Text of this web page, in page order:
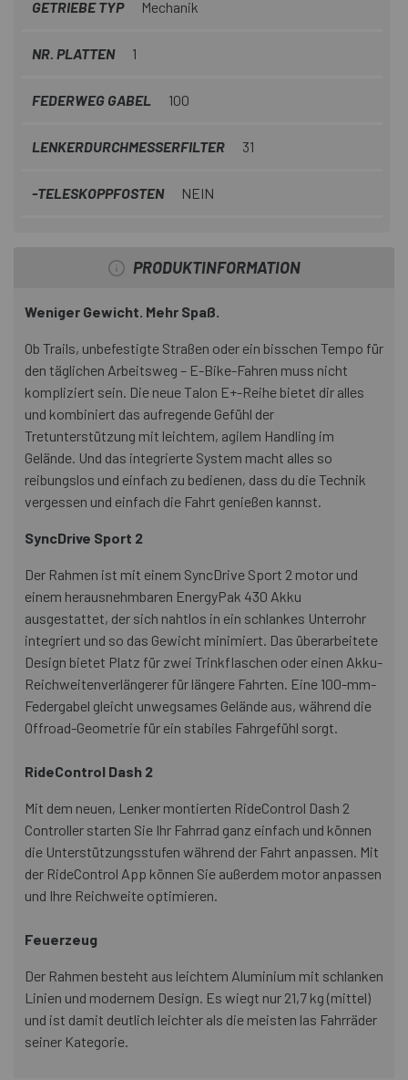
GETRIEBE TYP Mechanik
NR. PLATTEN 1
FEDERWEG GABEL 100
LENKERDURCHMESSERFILTER 31
-TELESKOPPFOSTEN NEIN
PRODUKTINFORMATION
Weniger Gewicht. Mehr Spaß.
Ob Trails, unbefestigte Straßen oder ein bisschen Tempo für
den täglichen Arbeitsweg – E-Bike-Fahren muss nicht
kompliziert sein. Die neue Talon E+-Reihe bietet dir alles
und kombiniert das aufregende Gefühl der
Tretunterstützung mit leichtem, agilem Handling im
Gelände. Und das integrierte System macht alles so
reibungslos und einfach zu bedienen, dass du die Technik
vergessen und einfach die Fahrt genießen kannst.
SyncDrive Sport 2
Der Rahmen ist mit einem SyncDrive Sport 2 motor und
einem herausnehmbaren EnergyPak 430 Akku
ausgestattet, der sich nahtlos in ein schlankes Unterrohr
integriert und so das Gewicht minimiert. Das überarbeitete
Design bietet Platz für zwei Trinkflaschen oder einen Akku-
Reichweitenverlängerer für längere Fahrten. Eine 100-mm-
Federgabel gleicht unwegsames Gelände aus, während die
Offroad-Geometrie für ein stabiles Fahrgefühl sorgt.
RideControl Dash 2
Mit dem neuen, Lenker montierten RideControl Dash 2
Controller starten Sie Ihr Fahrrad ganz einfach und können
die Unterstützungsstufen während der Fahrt anpassen. Mit
der RideControl App können Sie außerdem motor anpassen
und Ihre Reichweite optimieren.
Feuerzeug
Der Rahmen besteht aus leichtem Aluminium mit schlanken
Linien und modernem Design. Es wiegt nur 21,7 kg (mittel)
und ist damit deutlich leichter als die meisten las Fahrräder
seiner Kategorie.